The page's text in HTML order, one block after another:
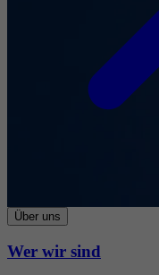
Über uns
Wer wir sind